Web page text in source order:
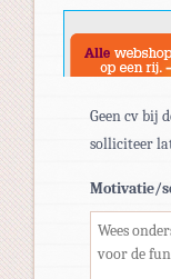
docx.
Geen cv bij
solliciteer
Motivatie/